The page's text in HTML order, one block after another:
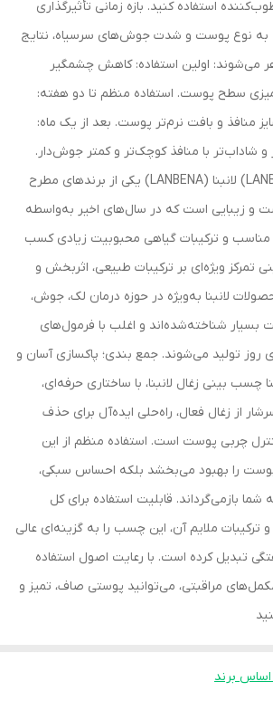
استفاده کنید. بازه زمانی تأثیرگذاری
به نوع پوست و شدت جوش‌های سرسیاه، نتایج
می‌شوند: اولین استفاده: کاهش چشمگیر
سطح پوست. استفاده منظم تا دو هفته:
منافذ و بافت نرم‌تر پوست. بعد از یک ماه:
شاداب‌تر با منافذ کوچک‌تر و کمتر جوش‌دار.
درباره برند لانبنا (LANBENA) لانبنا (LANBENA) یکی از برندهای مطرح
و زیبایی است که در سال‌های اخیر به‌واسطه
و ترکیبات گیاهی محبوبیت زیادی کسب
تمرکز ویژه‌ای بر ترکیبات طبیعی، اثربخش و
لانبنا به‌ویژه در حوزه درمان لک، جوش،
بسیار شناخته‌شده‌اند و اغلب با فرمول‌های
روز تولید می‌شوند. جمع بندی؛ پاکسازی آسان و
چسب بینی زغال لانبنا، با ساختاری حرفه‌ای،
از زغال فعال، راه‌حلی ایده‌آل برای حذف
چربی پوست است. استفاده منظم از این
را بهبود می‌بخشد بلکه احساس سبکی،
شما بازمی‌گرداند. قابلیت استفاده برای کل
ترکیبات ملایم آن، این چسب را به گزینه‌ای عالی
تبدیل کرده است. با رعایت اصول استفاده
مراقبتی، می‌توانید پوستی صاف، تمیز و
برند